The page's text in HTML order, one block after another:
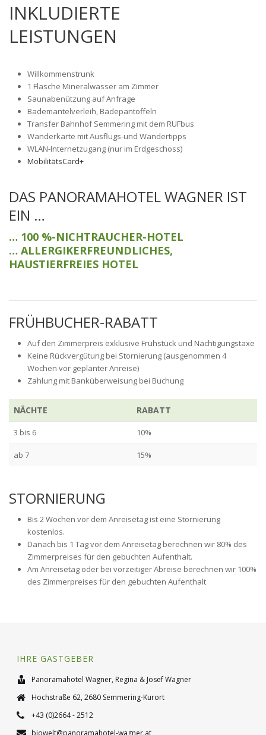
INKLUDIERTE
LEISTUNGEN
Willkommenstrunk
1 Flasche Mineralwasser am Zimmer
Saunabenützung auf Anfrage
Bademantelverleih, Badepantoffeln
Transfer Bahnhof Semmering mit dem RUFbus
Wanderkarte mit Ausflugs-und Wandertipps
WLAN-Internetzugang (nur im Erdgeschoss)
MobilitätsCard+
DAS PANORAMAHOTEL WAGNER IST
EIN …
… 100 %-NICHTRAUCHER-HOTEL
… ALLERGIKERFREUNDLICHES,
HAUSTIERFREIES HOTEL
FRÜHBUCHER-RABATT
Auf den Zimmerpreis exklusive Frühstück und Nächtigungstaxe
Keine Rückvergütung bei Stornierung (ausgenommen 4
Wochen vor geplanter Anreise)
Zahlung mit Banküberweisung bei Buchung
NÄCHTE RABATT
3 bis 6 10%
ab 7 15%
STORNIERUNG
Bis 2 Wochen vor dem Anreisetag ist eine Stornierung
kostenlos.
Danach bis 1 Tag vor dem Anreisetag berechnen wir 80% des
Zimmerpreises für den gebuchten Aufenthalt.
Am Anreisetag oder bei vorzeitiger Abreise berechnen wir 100%
des Zimmerpreises für den gebuchten Aufenthalt
IHRE GASTGEBER
Panoramahotel Wagner, Regina & Josef Wagner
Hochstraße 62, 2680 Semmering-Kurort
+43 (0)2664 - 2512